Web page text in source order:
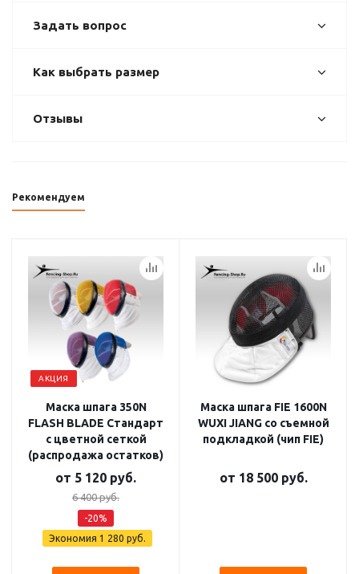
Задать вопрос
Как выбрать размер
Отзывы
Рекомендуем
АКЦИЯ
Маска шпага 350N
FLASH BLADE Стандарт
с цветной сеткой
(распродажа остатков)
от 5 120 руб.
6 400 руб.
-20%
Экономия 1 280 руб.
Маска шпага FIE 1600N
WUXI JIANG со съемной
подкладкой (чип FIE)
от 18 500 руб.